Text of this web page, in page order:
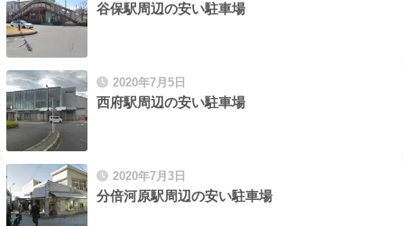
谷保駅周辺の安い駐車場
2020年7月5日
西府駅周辺の安い駐車場
2020年7月3日
分倍河原駅周辺の安い駐車場